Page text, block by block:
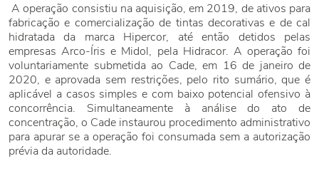
A operação consistiu na aquisição, em 2019, de ativos para
fabricação e comercialização de tintas decorativas e de cal
hidratada da marca Hipercor, até então detidos pelas
empresas Arco-Íris e Midol, pela Hidracor. A operação foi
voluntariamente submetida ao Cade, em 16 de janeiro de
2020, e aprovada sem restrições, pelo rito sumário, que é
aplicável a casos simples e com baixo potencial ofensivo à
concorrência. Simultaneamente à análise do ato de
concentração, o Cade instaurou procedimento administrativo
para apurar se a operação foi consumada sem a autorização
prévia da autoridade.